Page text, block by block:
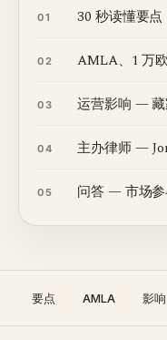
01 30 秒读懂要点
02 AMLA、1 万
03 运营影响 —
04 主办律师 —
05 问答 — 市场
要点 AMLA 影响